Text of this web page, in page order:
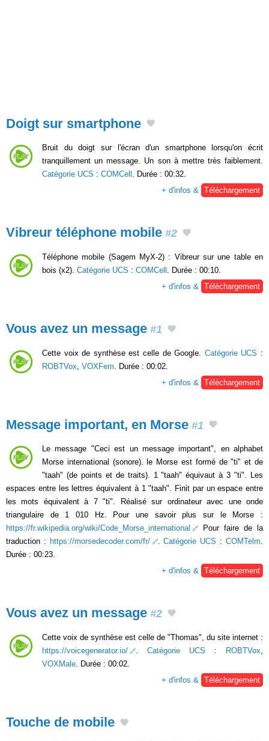
Doigt sur smartphone
Bruit du doigt sur l'écran d'un smartphone lorsqu'on écrit
tranquillement un message. Un son à mettre très faiblement.
Catégorie UCS : COMCell . Durée : 00:32.
+ d'infos & Téléchargement
Vibreur téléphone mobile #2
Téléphone mobile (Sagem MyX-2) : Vibreur sur une table en
bois (x2). Catégorie UCS : COMCell
. Durée : 00:10.
+ d'infos &
Téléchargement
Vous avez un message #1
Cette voix de synthèse est celle de Google. Catégorie UCS :
ROBTVox VOXFem . Durée : 00:02.
+ d'infos &
Téléchargement
Message important, en Morse #1
Le message "Ceci est un message important", en alphabet
Morse international (sonore). le Morse est formé de "ti" et de
"taah" (de points et de traits). 1 "taah" équivaut à 3 "ti". Les
espaces entre les lettres équivalent à 1 "taah". Finit par un espace entre
les mots équivalent à 7 "ti". Réalisé sur ordinateur avec une onde
triangulaire de 1 010 Hz. Pour une savoir plus sur le Morse :
https://fr.wikipedia.org/wiki/Code_Morse_international
Pour faire de la
traduction : https://morsedecoder.com/fr/ .Catégorie UCS :COMTelm.
Durée : 00:23.
+ d'infos & Téléchargement
Vous avez un message #2
Cette voix de synthèse est celle de "Thomas", du site internet :
https://voicegenerator.io/
. Catégorie UCS : ROBTVox
VOXMale . Durée : 00:02.
+ d'infos &
Téléchargement
Touche de mobile